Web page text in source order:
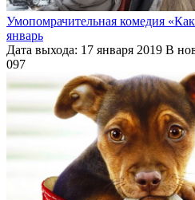
Умопомрачительная комедия
январь
Дата выхода: 17 января 2019 В
097